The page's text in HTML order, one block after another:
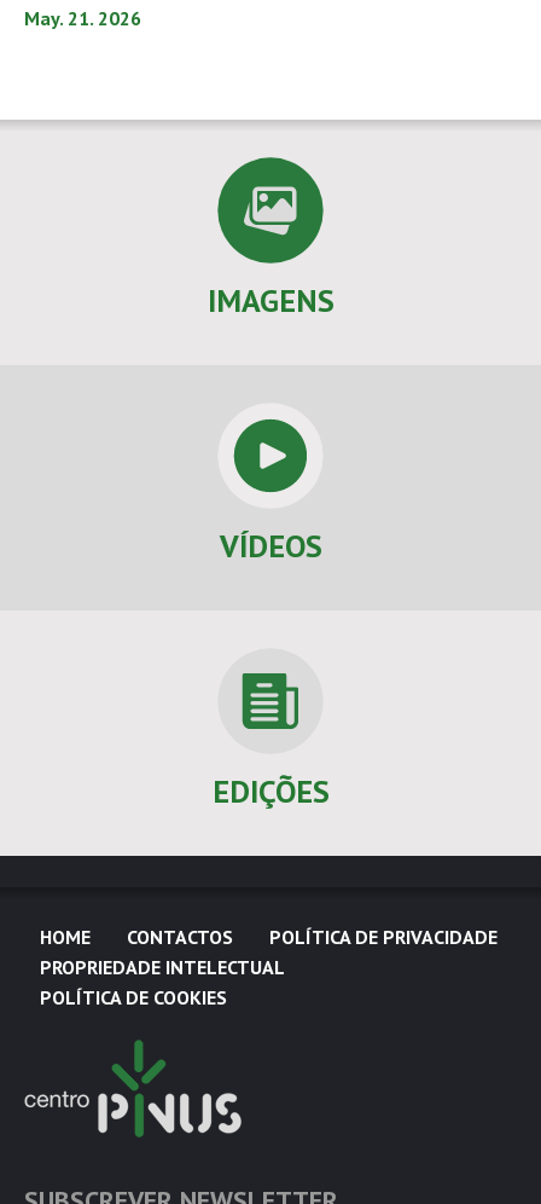
May. 21. 2026
IMAGENS
VÍDEOS
EDIÇÕES
HOME CONTACTOS
POLÍTICA DE PRIVACIDADE
PROPRIEDADE INTELECTUAL
POLÍTICA DE COOKIES